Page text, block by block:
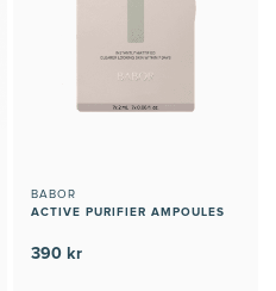
BABOR
ACTIVE PURIFIER AMPOULES
390 kr